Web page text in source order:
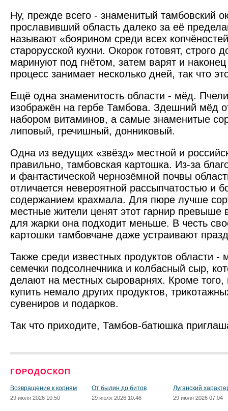
Ну, прежде всего - знаменитый тамбовский
прославивший область далеко за её
называют «боярином среди всех
старорусской кухни. Окорок готовят, строго
маринуют под гнётом, затем варят и наконец
процесс занимает несколько дней, так что
Ещё одна знаменитость области - мёд.
изображён на гербе Тамбова. Здешний мёд
набором витаминов, а самые знаменитые
липовый, гречишный, донниковый.
Одна из ведущих «звёзд» мест­ной и
правильно, тамбовская картошка. Из-за
и фантастической чернозёмной почвы
отличается невероятной рассыпчатостью и
содержанием крахмала. Для пюре лучше
местные жители ценят этот гарнир превыше
для жарки она подходит меньше. В честь
картошки тамбовчане даже устраивают
Также среди известных продуктов области -
семечки подсолнечника и колбасный сыр,
делают на местных сыроварнях. Кроме
купить немало других продуктов,
сувениров и подарков.
Так что приходите, Тамбов-батюшка
ГОРОДОСКОП
Возвращение к корням
29 июля 2026 10:50
От былин до битов
29 июля 2026 10:46
Луганский
29 июля 2026 07:04